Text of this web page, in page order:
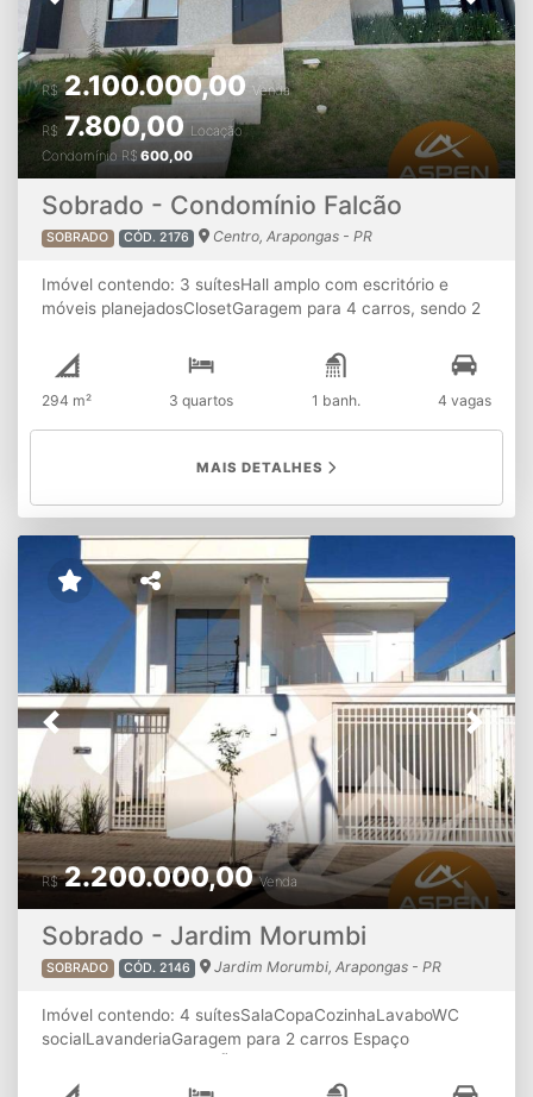
Sobrado - Condomínio Falcão
SOBRADO CÓD. 2176 Centro, Arapongas - PR
R$2.100.000,00Venda
R$7.800,00Locação
Condomínio R$ 600,00
Imóvel contendo: 3 suítesHall amplo com escritório e
móveis planejadosClosetGaragem para 4 carros, sendo 2
ambientesCozinha com armários planejadosEspaço
gourmet com churrasqueiraWC
socialLavaboDespensaLavanderiaPiscina ATENÇÃO:A
disponibilidade e os valores dos imóveis estão sujeitos à
294 m² 3 quartos 1 banh. 4 vagas
MAIS DETALHES
Sobrado - Jardim Morumbi
SOBRADO CÓD. 2146 Jardim Morumbi, Arapongas - PR
Previous Next
R$2.200.000,00Venda
Imóvel contendo: 4 suítesSalaCopaCozinhaLavaboWC
socialLavanderiaGaragem para 2 carros Espaço
dos imóveis estão sujeitos à alterações sem aviso prévio.